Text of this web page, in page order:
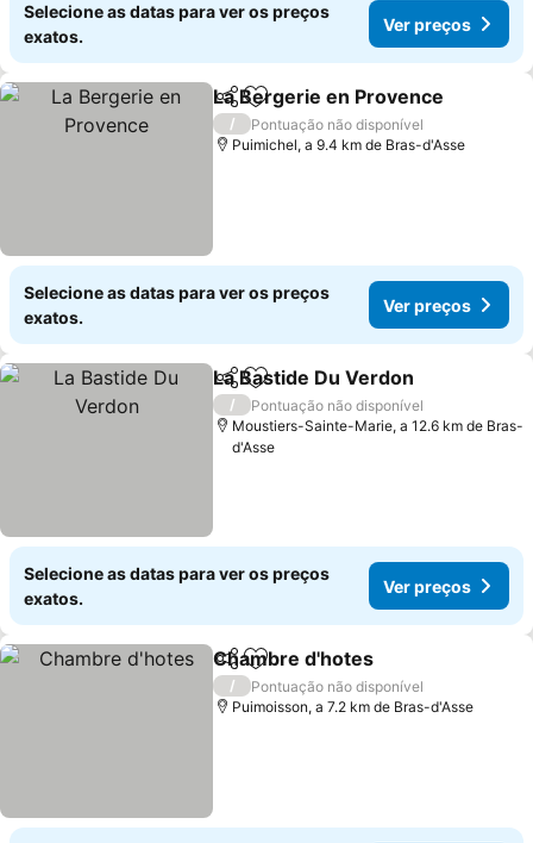
Selecione as datas para ver os preços
exatos.
Ver preços
PartilharAdicionar aos favoritos
La Bergerie en Provence
/
Pontuação não disponível
Puimichel, a 9.4 km de Bras-d'Asse
Selecione as datas para ver os preços
exatos.
Ver preços
PartilharAdicionar aos favoritos
La Bastide Du Verdon
/
Pontuação não disponível
Moustiers-Sainte-Marie, a 12.6 km de Bras-
d'Asse
Selecione as datas para ver os preços
exatos.
Ver preços
PartilharAdicionar aos favoritos
Chambre d'hotes
/
Pontuação não disponível
Puimoisson, a 7.2 km de Bras-d'Asse